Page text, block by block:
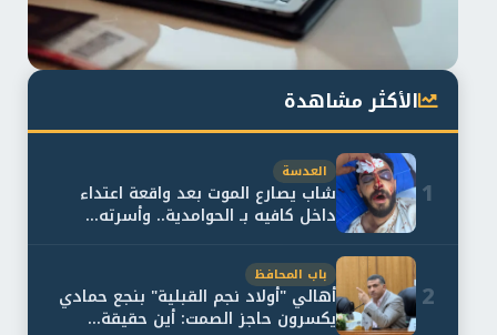
الأكثر مشاهدة
1
العدسة
شاب يصارع الموت بعد واقعة اعتداء
داخل كافيه بـ الحوامدية.. وأسرته...
2
باب المحافظ
أهالي "أولاد نجم القبلية" بنجع حمادي
يكسرون حاجز الصمت: أين حقيقة...